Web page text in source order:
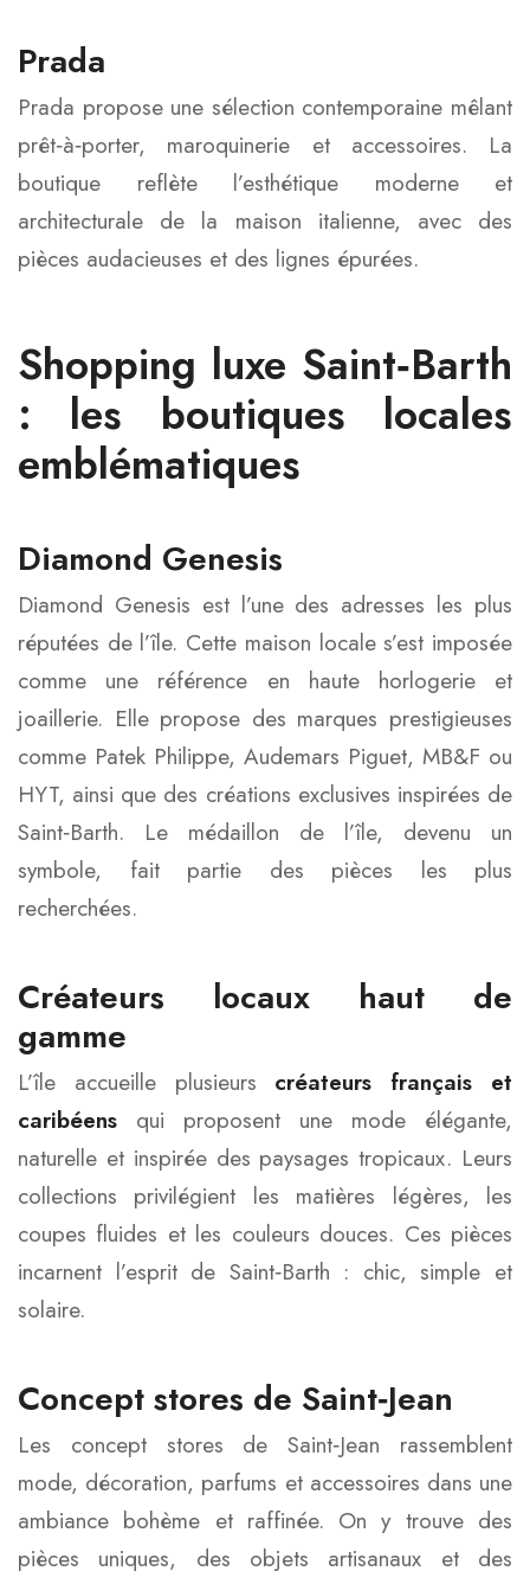
Prada
Prada propose une sélection contemporaine mêlant
prêt‑à‑porter, maroquinerie et accessoires. La
boutique reflète l’esthétique moderne et
architecturale de la maison italienne, avec des
pièces audacieuses et des lignes épurées.
Shopping luxe Saint‑Barth
: les boutiques locales
emblématiques
Diamond Genesis
Diamond Genesis est l’une des adresses les plus
réputées de l’île. Cette maison locale s’est imposée
comme une référence en haute horlogerie et
joaillerie. Elle propose des marques prestigieuses
comme Patek Philippe, Audemars Piguet, MB&F ou
HYT, ainsi que des créations exclusives inspirées de
Saint‑Barth. Le médaillon de l’île, devenu un
symbole, fait partie des pièces les plus
recherchées.
Créateurs locaux haut de
gamme
L’île accueille plusieurs créateurs français et
caribéens qui proposent une mode élégante,
naturelle et inspirée des paysages tropicaux. Leurs
collections privilégient les matières légères, les
coupes fluides et les couleurs douces. Ces pièces
incarnent l’esprit de Saint‑Barth : chic, simple et
solaire.
Concept stores de Saint‑Jean
Les concept stores de Saint‑Jean rassemblent
mode, décoration, parfums et accessoires dans une
ambiance bohème et raffinée. On y trouve des
pièces uniques, des objets artisanaux et des